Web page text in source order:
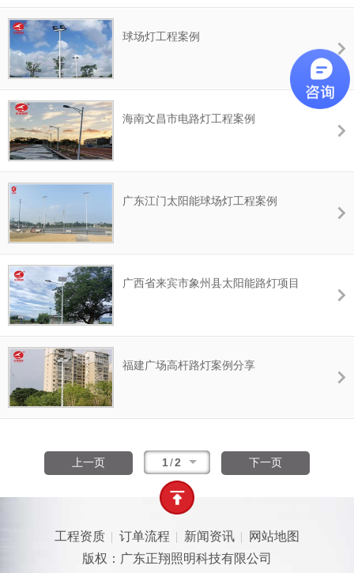
球场灯工程案例
海南文昌市电路灯工程案例
广东江门太阳能球场灯工程案例
广西省来宾市象州县太阳能路灯项目
福建广场高杆路灯案例分享
上一页 1/2 下一页
工程资质 订单流程 新闻资讯
网站地图
版权：广东正翔照明科技有限公司